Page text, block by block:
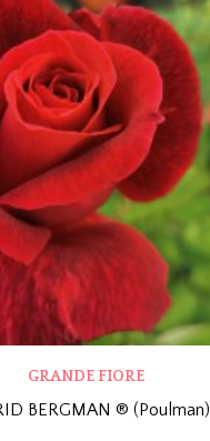
GRANDE FIORE
BERGMAN ® (Poulman)